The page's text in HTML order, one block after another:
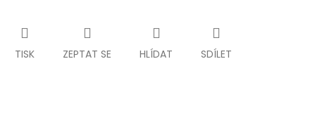
TISK ZEPTAT SE HLÍDAT SDÍLET